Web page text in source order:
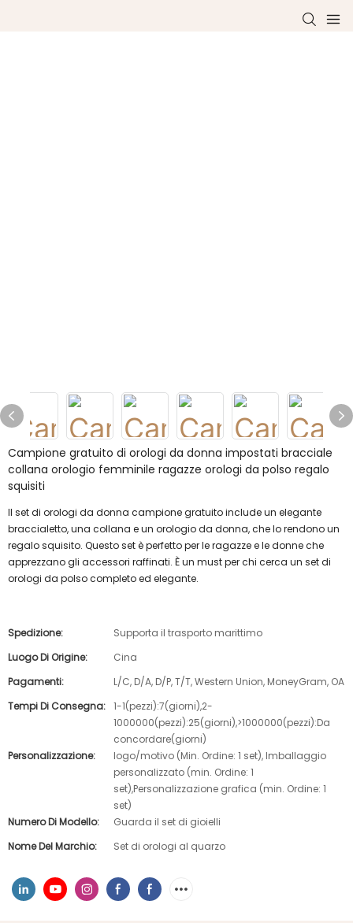
Campione gratuito di orologi da donna impostati bracciale
collana orologio femminile ragazze orologi da polso regalo
squisiti
Il set di orologi da donna campione gratuito include un elegante
braccialetto, una collana e un orologio da donna, che lo rendono un
regalo squisito. Questo set è perfetto per le ragazze e le donne che
apprezzano gli accessori raffinati. È un must per chi cerca un set di
orologi da polso completo ed elegante.
Spedizione:
Supporta il trasporto marittimo
Luogo Di Origine:
Cina
Pagamenti:
L/C, D/A, D/P, T/T, Western Union, MoneyGram, OA
Tempi Di Consegna: 1-1(pezzi):7(giorni),2-
1000000(pezzi):25(giorni),>1000000(pezzi):Da
concordare(giorni)
Personalizzazione:
logo/motivo (Min. Ordine: 1 set), Imballaggio
personalizzato (min. Ordine: 1
set),Personalizzazione grafica (min. Ordine: 1
set)
Numero Di Modello:
Guarda il set di gioielli
Nome Del Marchio:
Set di orologi al quarzo